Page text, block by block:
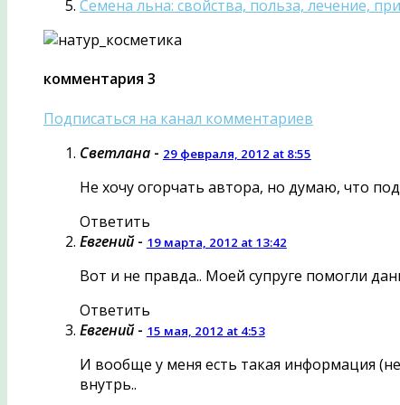
Семена льна: свойства, польза, лечение,
комментария 3
Подписаться на канал комментариев
Светлана - 29 февраля, 2012 at 8:55
Не хочу огорчать автора, но думаю, что
Ответить
Евгений - 19 марта, 2012 at 13:42
Вот и не правда.. Моей супруге помогли
Ответить
Евгений - 15 мая, 2012 at 4:53
И вообще у меня есть такая информация
внутрь..